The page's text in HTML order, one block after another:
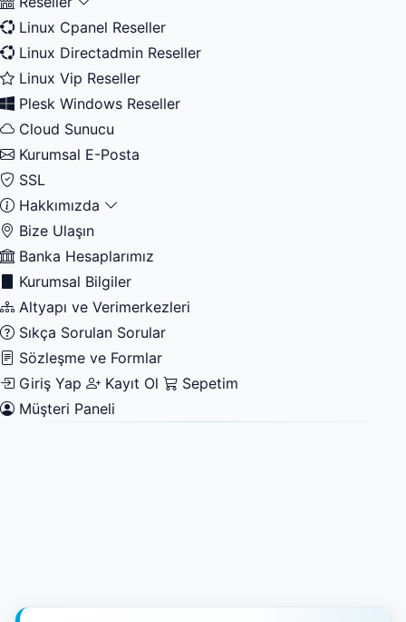
Linux Cpanel Reseller
Linux Directadmin Reseller
Linux Vip Reseller
Plesk Windows Reseller
Cloud Sunucu
Kurumsal E-Posta
SSL
Hakkımızda
Bize Ulaşın
Banka Hesaplarımız
Kurumsal Bilgiler
Altyapı ve Verimerkezleri
Sıkça Sorulan Sorular
Sözleşme ve Formlar
Giriş Yap
Kayıt Ol
Sepetim
Müşteri Paneli